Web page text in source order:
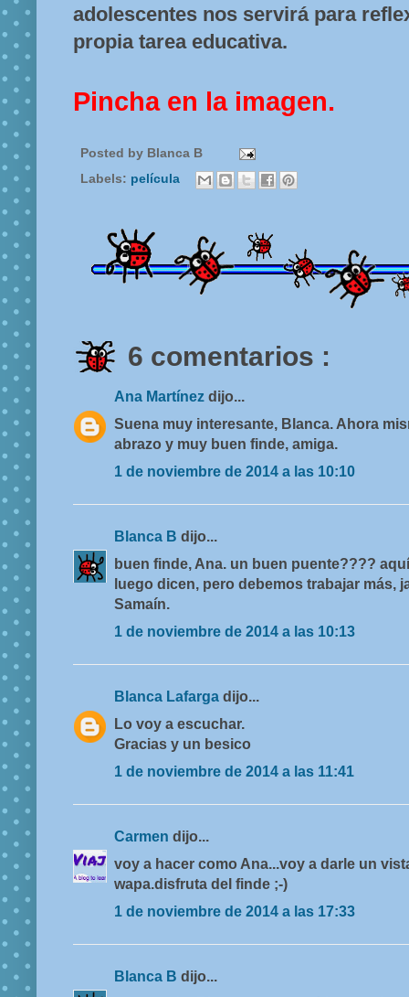
adolescentes nos servirá para
propia tarea educativa.
Pincha en la imagen.
Posted by Blanca B
Labels: película
6 comentarios :
Ana Martínez dijo...
Suena muy interesante, Blanca. Ahora
abrazo y muy buen finde, amiga.
1 de noviembre de 2014 a las 10:10
Blanca B dijo...
buen finde, Ana. un buen puente????
luego dicen, pero debemos trabajar más,
Samaín.
1 de noviembre de 2014 a las 10:13
Blanca Lafarga dijo...
Lo voy a escuchar.
Gracias y un besico
1 de noviembre de 2014 a las 11:41
Carmen dijo...
voy a hacer como Ana...voy a darle un
wapa.disfruta del finde ;-)
1 de noviembre de 2014 a las 17:33
Blanca B dijo...